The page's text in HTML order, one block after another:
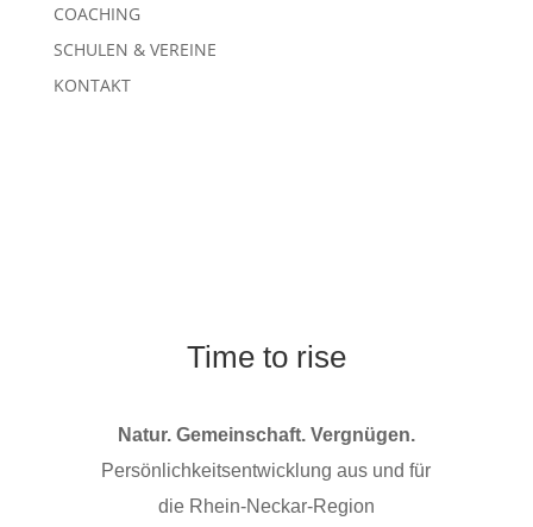
COACHING
SCHULEN & VEREINE
KONTAKT
Time to rise
Natur. Gemeinschaft. Vergnügen.
Persönlichkeitsentwicklung aus und für
die Rhein-Neckar-Region